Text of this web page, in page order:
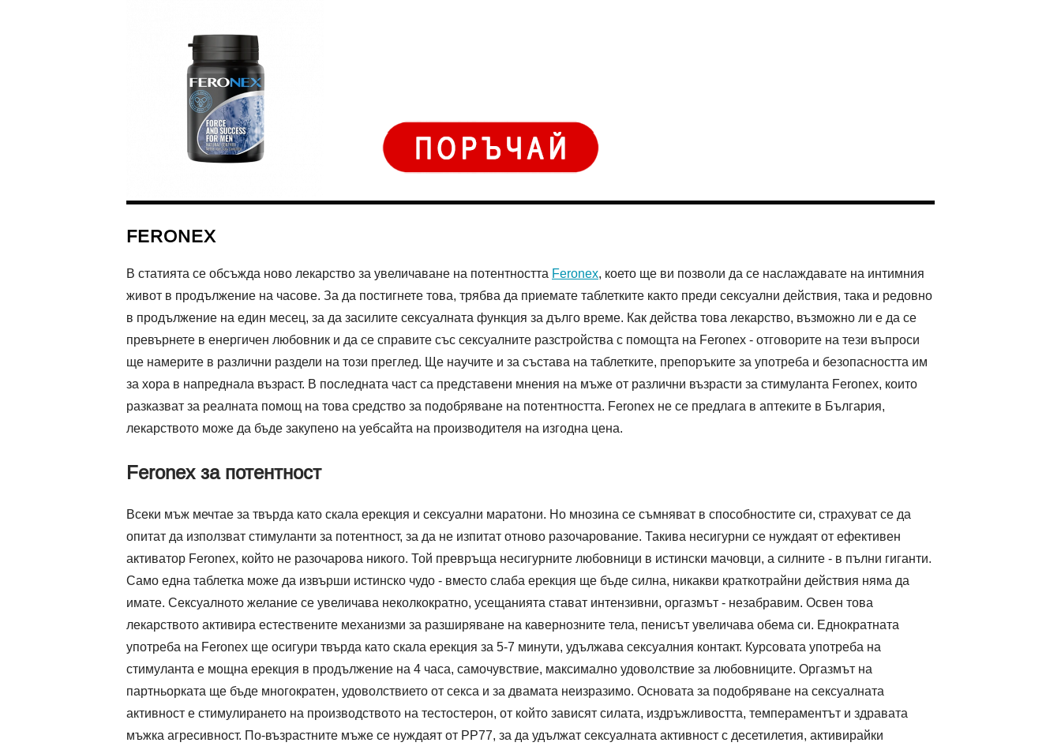
FERONEX
В статията се обсъжда ново лекарство за увеличаване на потентността Feronex, което ще ви позволи да се наслаждавате на интимния
живот в продължение на часове. За да постигнете това, трябва да приемате таблетките както преди сексуални действия, така и редовно
в продължение на един месец, за да засилите сексуалната функция за дълго време. Как действа това лекарство, възможно ли е да се
превърнете в енергичен любовник и да се справите със сексуалните разстройства с помощта на Feronex - отговорите на тези въпроси
ще намерите в различни раздели на този преглед. Ще научите и за състава на таблетките, препоръките за употреба и безопасността им
за хора в напреднала възраст. В последната част са представени мнения на мъже от различни възрасти за стимуланта Feronex, които
разказват за реалната помощ на това средство за подобряване на потентността. Feronex не се предлага в аптеките в България,
лекарството може да бъде закупено на уебсайта на производителя на изгодна цена.
Feronex за потентност
Всеки мъж мечтае за твърда като скала ерекция и сексуални маратони. Но мнозина се съмняват в способностите си, страхуват се да
опитат да използват стимуланти за потентност, за да не изпитат отново разочарование. Такива несигурни се нуждаят от ефективен
активатор Feronex, който не разочарова никого. Той превръща несигурните любовници в истински мачовци, а силните - в пълни гиганти.
Само една таблетка може да извърши истинско чудо - вместо слаба ерекция ще бъде силна, никакви краткотрайни действия няма да
имате. Сексуалното желание се увеличава неколкократно, усещанията стават интензивни, оргазмът - незабравим. Освен това
лекарството активира естествените механизми за разширяване на кавернозните тела, пенисът увеличава обема си. Еднократната
употреба на Feronex ще осигури твърда като скала ерекция за 5-7 минути, удължава сексуалния контакт. Курсовата употреба на
стимуланта е мощна ерекция в продължение на 4 часа, самочувствие, максимално удоволствие за любовниците. Оргазмът на
партньорката ще бъде многократен, удоволствието от секса и за двамата неизразимо. Основата за подобряване на сексуалната
активност е стимулирането на производството на тестостерон, от който зависят силата, издръжливостта, темпераментът и здравата
мъжка агресивност. По-възрастните мъже се нуждаят от РР77, за да удължат сексуалната активност с десетилетия, активирайки